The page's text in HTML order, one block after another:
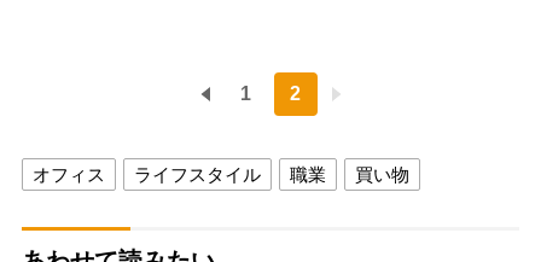
1 2
オフィス ライフスタイル 職業 買い物